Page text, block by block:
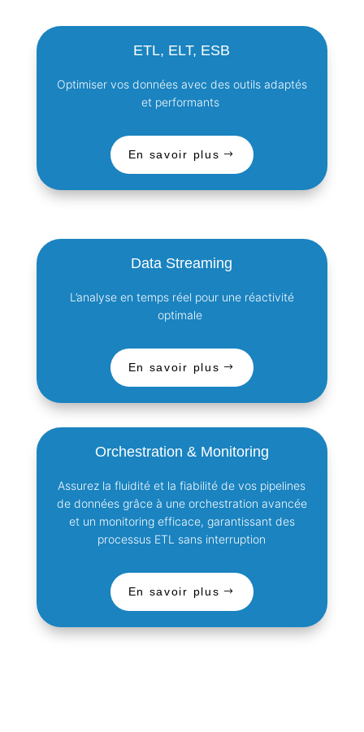
ETL, ELT, ESB
Optimiser vos données avec des outils adaptés
et performants
En savoir plus
Data Streaming
L’analyse en temps réel pour une réactivité
optimale
En savoir plus
Orchestration & Monitoring
Assurez la fluidité et la fiabilité de vos pipelines
de données grâce à une orchestration avancée
et un monitoring efficace, garantissant des
processus ETL sans interruption
En savoir plus